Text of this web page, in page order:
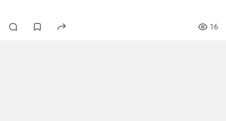
16